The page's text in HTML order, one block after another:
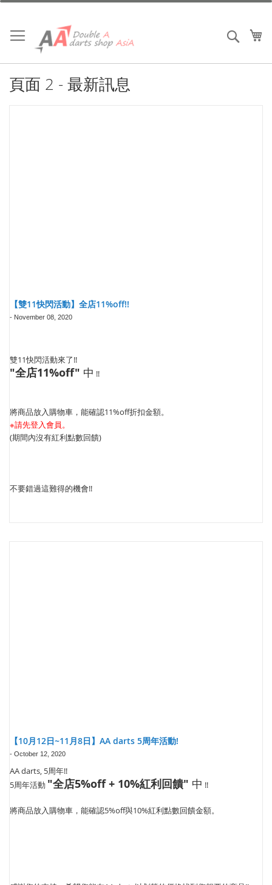
跳
內
容
搜索
頁面 2 - 最新訊息
【雙11快閃活動】全店11%off!!
- November 08, 2020
雙11快閃活動來了!!
"全店11%off" 中 !!
將商品放入購物車，能確認11%off折扣金額。
※請先登入會員。
(期間內沒有紅利點數回饋)
不要錯過這難得的機會!!
【10月12日~11月8日】AA darts 5周年活動!
- October 12, 2020
AA darts, 5周年!!
5周年活動 "全店5%off + 10%紅利回饋" 中 !!
將商品放入購物車，能確認5%off與10%紅利點數回饋金額。